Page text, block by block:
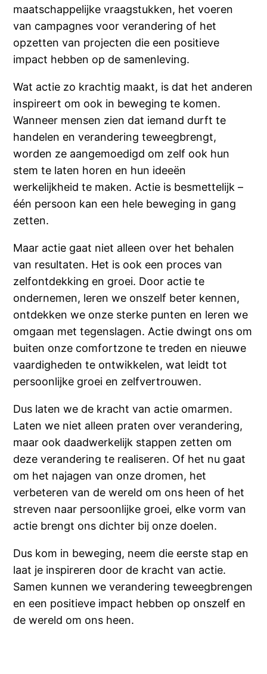
maatschappelijke vraagstukken, het voeren
van campagnes voor verandering of het
opzetten van projecten die een positieve
impact hebben op de samenleving.
Wat actie zo krachtig maakt, is dat het anderen
inspireert om ook in beweging te komen.
Wanneer mensen zien dat iemand durft te
handelen en verandering teweegbrengt,
worden ze aangemoedigd om zelf ook hun
stem te laten horen en hun ideeën
werkelijkheid te maken. Actie is besmettelijk –
één persoon kan een hele beweging in gang
zetten.
Maar actie gaat niet alleen over het behalen
van resultaten. Het is ook een proces van
zelfontdekking en groei. Door actie te
ondernemen, leren we onszelf beter kennen,
ontdekken we onze sterke punten en leren we
omgaan met tegenslagen. Actie dwingt ons om
buiten onze comfortzone te treden en nieuwe
vaardigheden te ontwikkelen, wat leidt tot
persoonlijke groei en zelfvertrouwen.
Dus laten we de kracht van actie omarmen.
Laten we niet alleen praten over verandering,
maar ook daadwerkelijk stappen zetten om
deze verandering te realiseren. Of het nu gaat
om het najagen van onze dromen, het
verbeteren van de wereld om ons heen of het
streven naar persoonlijke groei, elke vorm van
actie brengt ons dichter bij onze doelen.
Dus kom in beweging, neem die eerste stap en
laat je inspireren door de kracht van actie.
Samen kunnen we verandering teweegbrengen
en een positieve impact hebben op onszelf en
de wereld om ons heen.